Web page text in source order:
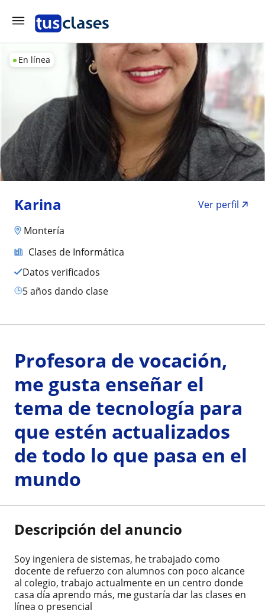
En línea
Karina
Ver perfil
Montería
Clases de Informática
Datos verificados
5 años dando clase
Profesora de vocación,
me gusta enseñar el
tema de tecnología para
que estén actualizados
de todo lo que pasa en el
mundo
Descripción del anuncio
Soy ingeniera de sistemas, he trabajado como
docente de refuerzo con alumnos con poco alcance
al colegio, trabajo actualmente en un centro donde
casa día aprendo más, me gustaría dar las clases en
línea o presencial